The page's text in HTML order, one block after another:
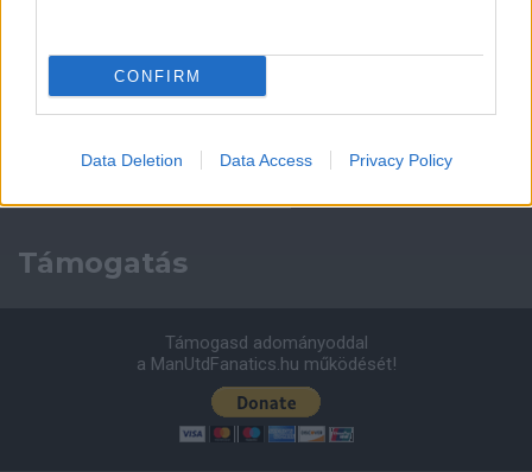
CONFIRM
Data Deletion Data Access Privacy Policy
Leeds Unitedvs Manchester United
AC MilanvsManchester United2026-08-15 18:00
Támogatás
Támogasd adományoddal
a ManUtdFanatics.hu működését!